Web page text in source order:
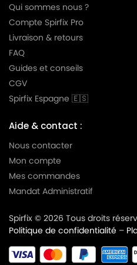
Qui sommes nous ?
Compte Spirfix Pro
Livraison & retours
FAQ
Guides et conseils
CGV
Spirfix Espagne 🇪🇸
Aide & contact :
Nous contacter
Mon compte
Mes commandes
Mandat Administratif
Spirfix © 2026 Tous droits
Politique de confidentialité –